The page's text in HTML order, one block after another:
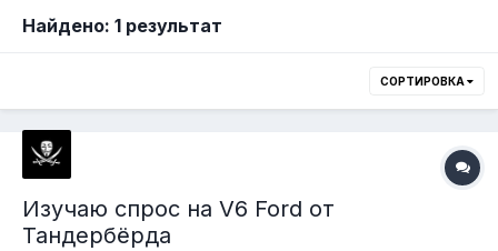
Найдено: 1 результат
СОРТИРОВКА
Изучаю спрос на V6 Ford от
Тандербёрда